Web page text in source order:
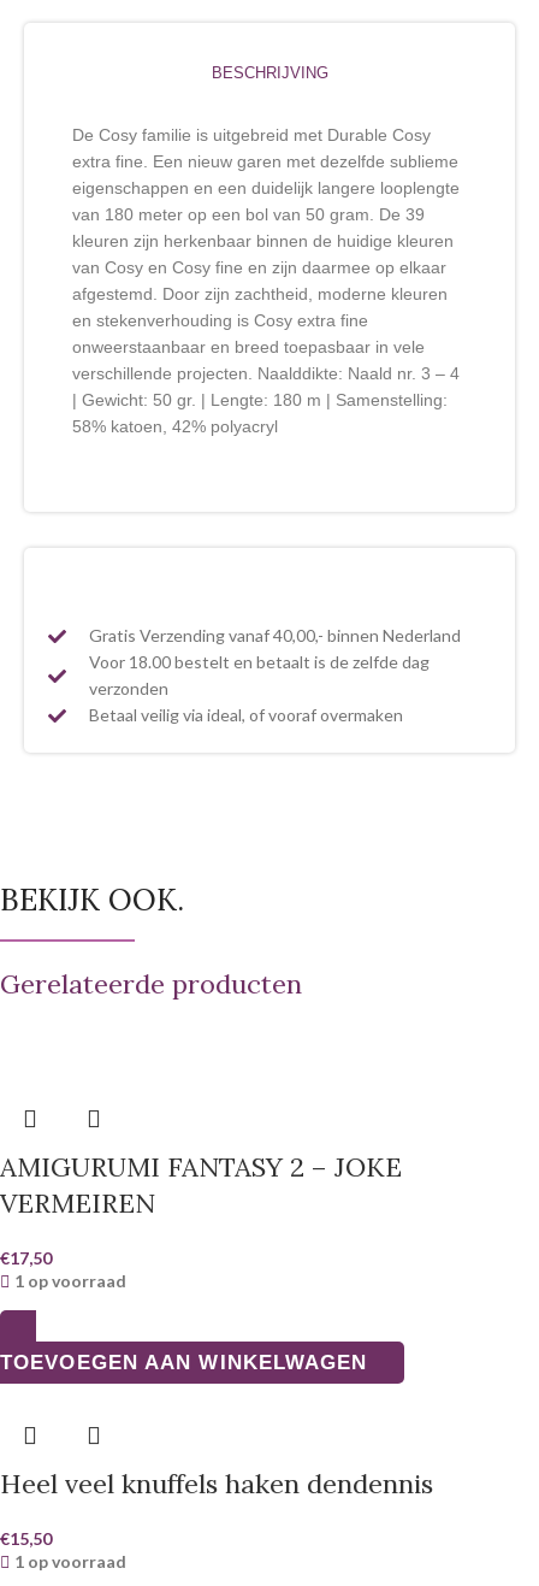
BESCHRIJVING
De Cosy familie is uitgebreid met Durable Cosy
extra fine. Een nieuw garen met dezelfde sublieme
eigenschappen en een duidelijk langere looplengte
van 180 meter op een bol van 50 gram. De 39
kleuren zijn herkenbaar binnen de huidige kleuren
van Cosy en Cosy fine en zijn daarmee op elkaar
afgestemd. Door zijn zachtheid, moderne kleuren
en stekenverhouding is Cosy extra fine
onweerstaanbaar en breed toepasbaar in vele
verschillende projecten. Naalddikte: Naald nr. 3 – 4
| Gewicht: 50 gr. | Lengte: 180 m | Samenstelling:
58% katoen, 42% polyacryl
Gratis Verzending vanaf 40,00,- binnen Nederland
Voor 18.00 bestelt en betaalt is de zelfde dag
verzonden
Betaal veilig via ideal, of vooraf overmaken
BEKIJK OOK.
Gerelateerde producten
AMIGURUMI FANTASY 2 – JOKE
VERMEIREN
€17,50
1 op voorraad
TOEVOEGEN AAN WINKELWAGEN
Heel veel knuffels haken dendennis
€15,50
1 op voorraad